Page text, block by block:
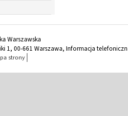
Warszawska
1, 00-661 Warszawa, Informacja
strony